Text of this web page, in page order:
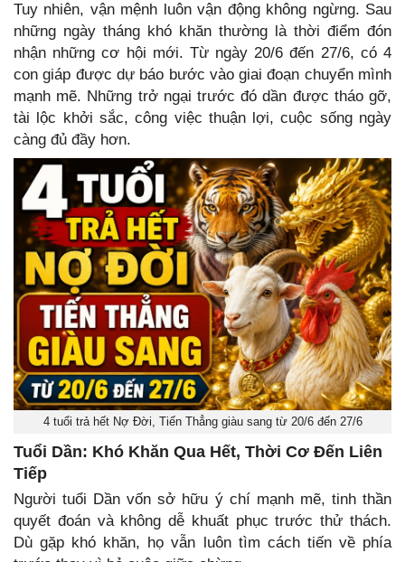
Tuy nhiên, vận mệnh luôn vận động không ngừng. Sau
những ngày tháng khó khăn thường là thời điểm đón
nhận những cơ hội mới. Từ ngày 20/6 đến 27/6, có 4
con giáp được dự báo bước vào giai đoạn chuyển mình
mạnh mẽ. Những trở ngại trước đó dần được tháo gỡ,
tài lộc khởi sắc, công việc thuận lợi, cuộc sống ngày
càng đủ đầy hơn.
4 tuổi trả hết Nợ Đời, Tiến Thẳng giàu sang từ 20/6 đến 27/6
Tuổi Dần: Khó Khăn Qua Hết, Thời Cơ Đến Liên
Tiếp
Người tuổi Dần vốn sở hữu ý chí mạnh mẽ, tinh thần
quyết đoán và không dễ khuất phục trước thử thách.
Dù gặp khó khăn, họ vẫn luôn tìm cách tiến về phía